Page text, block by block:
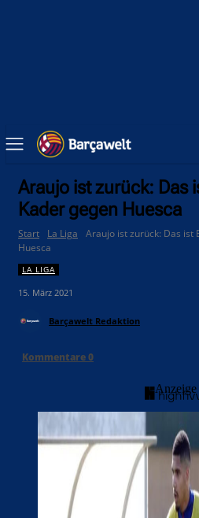
Araujo ist zurück: Das
Kader gegen Huesca
Start La Liga
Araujo ist zurück: Das ist
Huesca
LA LIGA
15. März 2021
Barçawelt Redaktion
Kommentare0
- Anzeige